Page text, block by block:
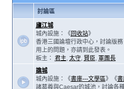
討論區
廬江城
城內設施：《回收站》
香港三國論壇行政中心，討論版
用上的問題，亦請到此發表。
板主： 君主, 太守, 賢臣, 軍團長
譙城
城內設施：《書庫---文學區》《書
諸葛羲與Caesar的城池，討論各